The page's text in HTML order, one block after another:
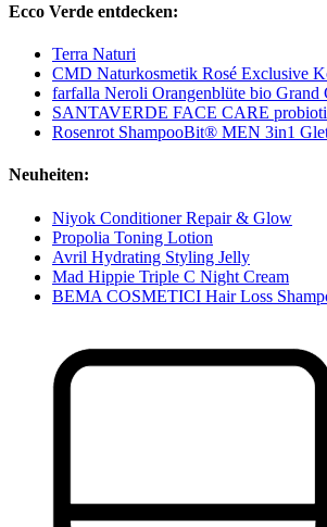
Ecco Verde entdecken:
Terra Naturi
CMD Naturkosmetik Rosé Exclusive
farfalla Neroli Orangenblüte bio Grand
SANTAVERDE FACE CARE
Rosenrot ShampooBit® MEN 3in1
Neuheiten:
Niyok Conditioner Repair & Glow
Propolia Toning Lotion
Avril Hydrating Styling Jelly
Mad Hippie Triple C Night Cream
BEMA COSMETICI Hair Loss